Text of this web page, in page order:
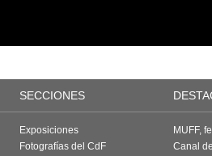
SECCIONES
Exposiciones
Fotografías del CdF
MUFF,
Canal